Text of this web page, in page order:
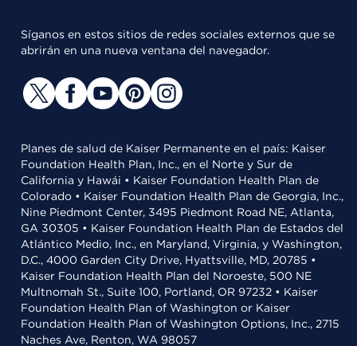
Síganos en estos sitios de redes sociales externos que se
abrirán en una nueva ventana del navegador.
Planes de salud de Kaiser Permanente en el país: Kaiser
Foundation Health Plan, Inc., en el Norte y Sur de
California y Hawái • Kaiser Foundation Health Plan de
Colorado • Kaiser Foundation Health Plan de Georgia, Inc.,
Nine Piedmont Center, 3495 Piedmont Road NE, Atlanta,
GA 30305 • Kaiser Foundation Health Plan de Estados del
Atlántico Medio, Inc., en Maryland, Virginia, y Washington,
D.C., 4000 Garden City Drive, Hyattsville, MD, 20785 •
Kaiser Foundation Health Plan del Noroeste, 500 NE
Multnomah St., Suite 100, Portland, OR 97232 • Kaiser
Foundation Health Plan of Washington or Kaiser
Foundation Health Plan of Washington Options, Inc., 2715
Naches Ave, Renton, WA 98057